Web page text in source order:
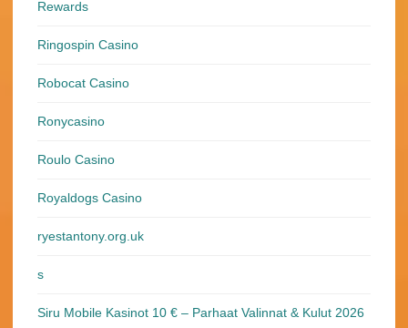
Rewards
Ringospin Casino
Robocat Casino
Ronycasino
Roulo Casino
Royaldogs Casino
ryestantony.org.uk
s
Siru Mobile Kasinot 10 € – Parhaat Valinnat & Kulut 2026